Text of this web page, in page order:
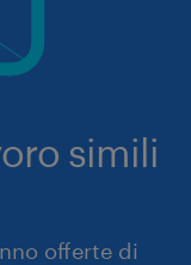
simili
offerte di